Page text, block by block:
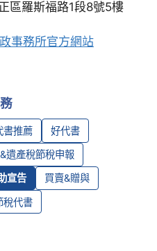
區羅斯福路1段8號5樓
事務所官方網站
書推薦 好代書
遺產稅節稅申報
宣告 買賣&贈與
稅代書